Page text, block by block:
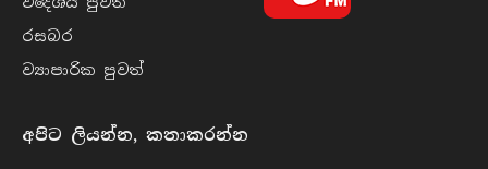
රසබ​ර
ව්‍යාපාරික පුව​ත්
අපිට ලියන්න, කතාකරන්න